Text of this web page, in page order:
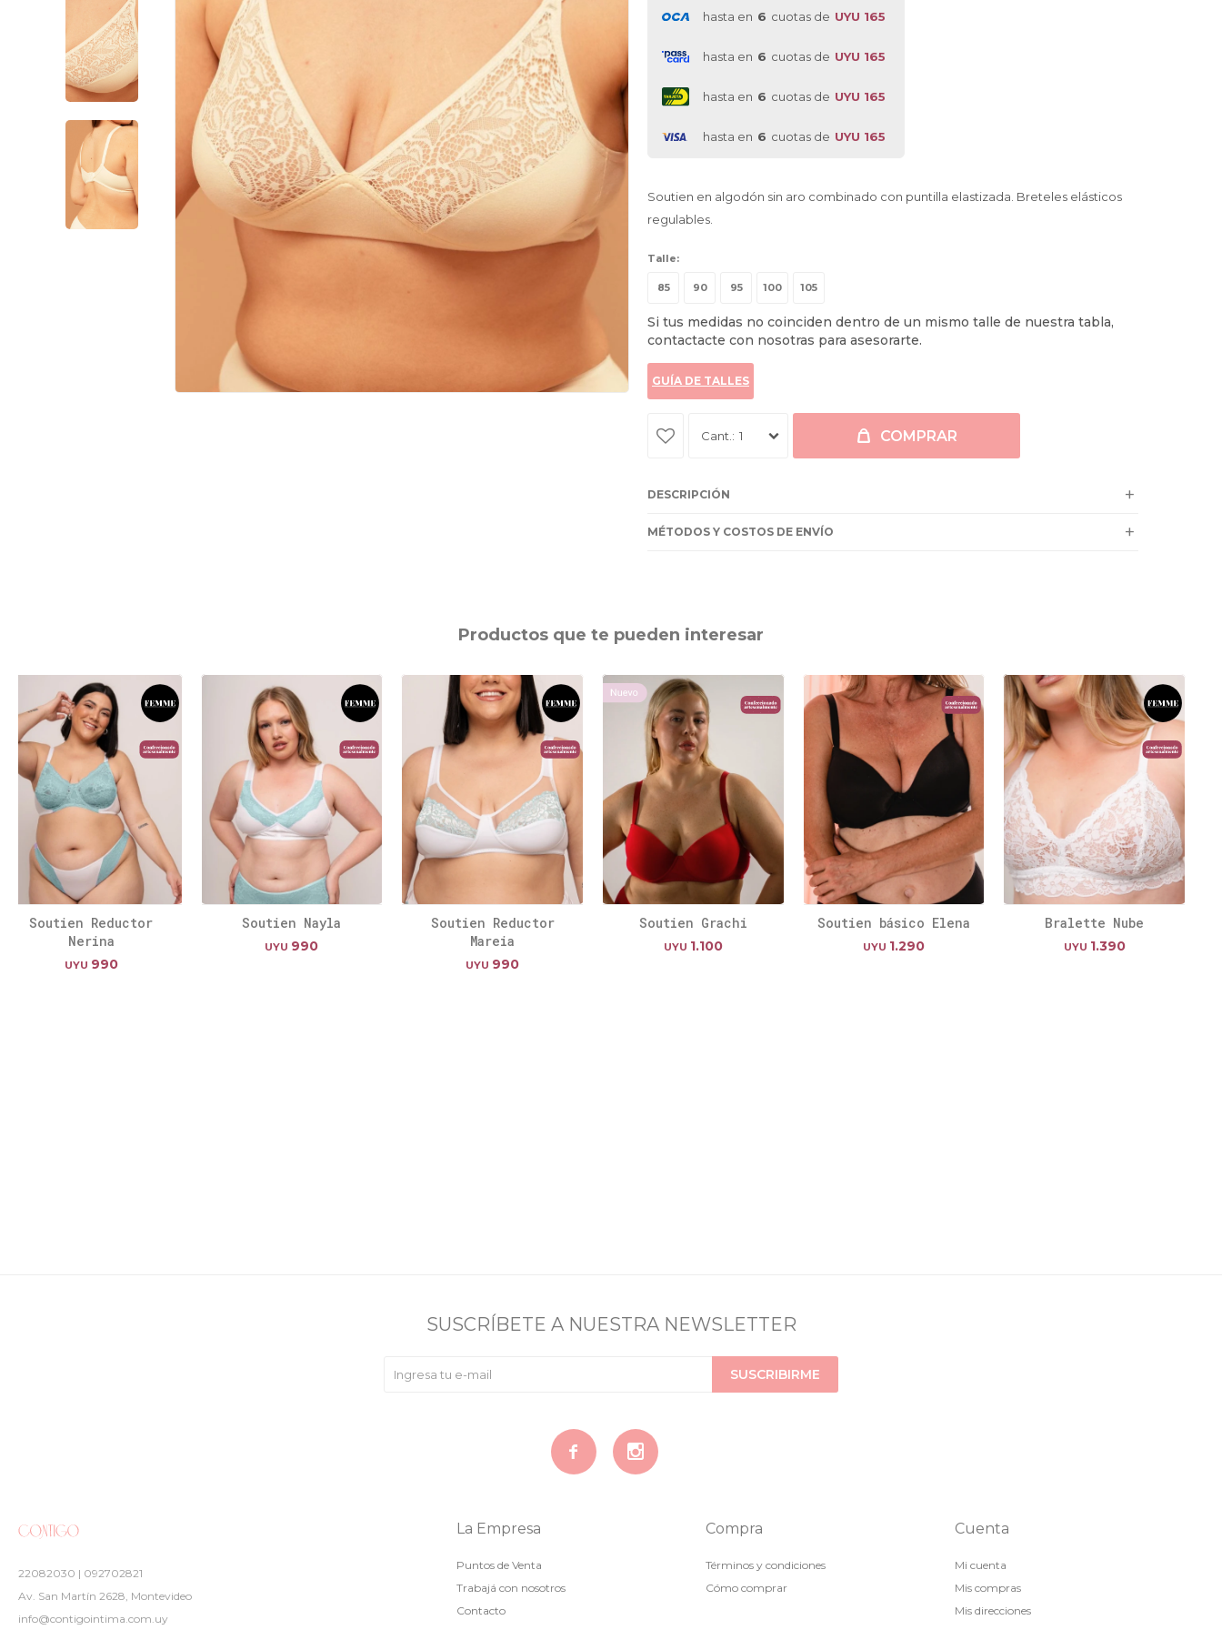
hasta en 6 cuotas de UYU 165
hasta en 6 cuotas de UYU 165
hasta en 6 cuotas de UYU 165
hasta en 6 cuotas de UYU 165
Soutien en algodón sin aro combinado con puntilla elastizada. Breteles elásticos
regulables.
Talle:
85 90 95 100 105
Si tus medidas no coinciden dentro de un mismo talle de nuestra tabla,
contactacte con nosotras para asesorarte.
GUÍA DE TALLES
1 COMPRAR
DESCRIPCIÓN
MÉTODOS Y COSTOS DE ENVÍO
Productos que te pueden interesar
Soutien Reductor
Nerina
UYU 990
Soutien Nayla
UYU 990
Soutien Reductor
Mareia
UYU 990
Soutien Grachi
UYU 1.100
Soutien básico Elena
UYU 1.290
Bralette Nube
UYU 1.390
22082030 | 092702821
Av. San Martín 2628, Montevideo
info@contigointima.com.uy
La Empresa
Puntos de Venta
Trabajá con nosotros
Contacto
Compra
Términos y condiciones
Cómo comprar
Cuenta
Mi cuenta
Mis compras
Mis direcciones
SUSCRÍBETE A NUESTRA NEWSLETTER
SUSCRIBIRME
 